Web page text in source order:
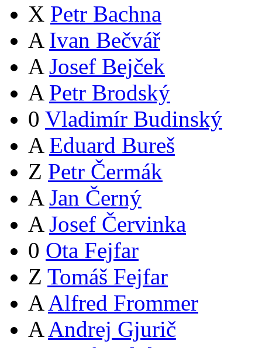
X Petr Bachna
A Ivan Bečvář
A Josef Bejček
A Petr Brodský
0 Vladimír Budinský
A Eduard Bureš
Z Petr Čermák
A Jan Černý
A Josef Červinka
0 Ota Fejfar
Z Tomáš Fejfar
A Alfred Frommer
A Andrej Gjurič